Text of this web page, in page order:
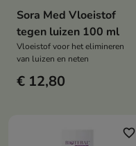
Sora Med Vloeistof
tegen luizen 100 ml
Vloeistof voor het elimineren
van luizen en neten
€ 12,80
favorite_border